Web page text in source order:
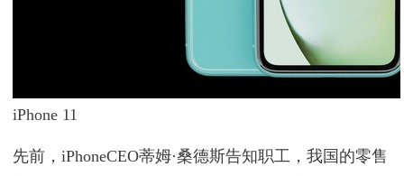
iPhone 11
先前，iPhoneCEO蒂姆·桑德斯告知职工，我国的零售